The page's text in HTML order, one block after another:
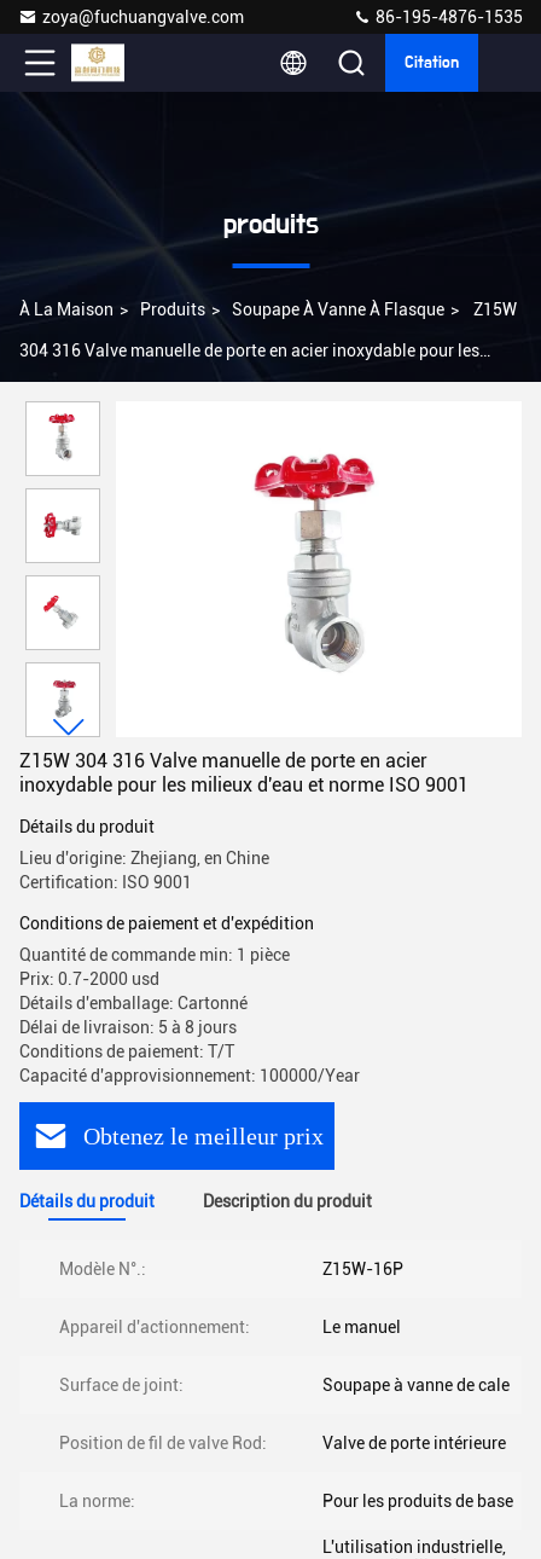
zoya@fuchuangvalve.com 86-195-4876-1535
Citation
produits
À La Maison > Produits > Soupape À Vanne À Flasque > Z15W
304 316 Valve manuelle de porte en acier inoxydable pour les
Z15W 304 316 Valve manuelle de porte en acier
inoxydable pour les milieux d'eau et norme ISO 9001
Détails du produit
Lieu d'origine: Zhejiang, en Chine
Certification: ISO 9001
Conditions de paiement et d'expédition
Quantité de commande min: 1 pièce
Prix: 0.7-2000 usd
Détails d'emballage: Cartonné
Délai de livraison: 5 à 8 jours
Conditions de paiement: T/T
Capacité d'approvisionnement: 100000/Year
Obtenez le meilleur prix
Détails du produit Description du produit
Modèle N°.: Z15W-16P
Appareil d'actionnement: Le manuel
Surface de joint: Soupape à vanne de cale
Position de fil de valve Rod: Valve de porte intérieure
La norme: Pour les produits de base
L'utilisation industrielle,